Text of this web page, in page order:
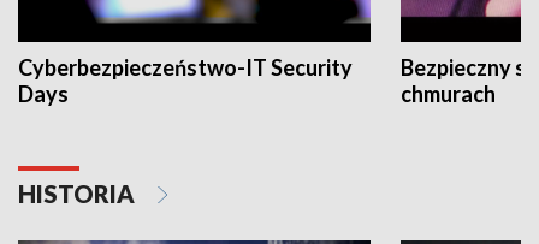
Cyberbezpieczeństwo-IT Security
Days
Bezpieczny
chmurach
HISTORIA